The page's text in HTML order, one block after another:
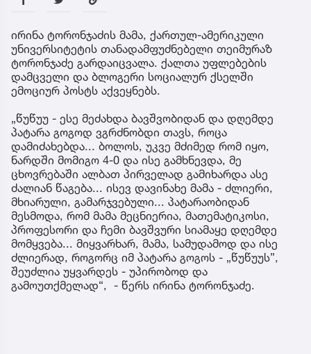
ირინა ტორონჯაძის მამა, ქართულ-ამერიკული
უნივერსიტეტის თანადამფუძნებელი თეიმურაზ
ტორონჯაძე გარდაიცვალა. ქალთა უფლებების
დამცველი და ბლოგერი სოციალურ ქსელში
ემოციურ პოსტს აქვეყნებს.
„წუწუუ - ესე მეძახდა ბავშვობიდან და დღემდე
პატარა გოგოდ ვგრძნობდი თავს, როცა
დამიძახებდა... ბოლოს, უკვე მძიმედ რომ იყო,
ნარდში მომიგო 4-0 და ისე გამხნევდა, მე
ცხოვრებაში ალბათ პირველად გამიხარდა ასე
ძალიან წაგება... ისევ დავინახე მამა - ძლიერი,
მხიარული, გამარჯვებული... პატარაობიდან
მესმოდა, რომ მამა მეცნიერია, მათემატიკოსი,
პროფესორი და ჩემი ბავშვური სიამაყე დღემდე
მომყვება... მიყვარხარ, მამა, სამუდამოდ და ისე
ძლიერად, როგორც იმ პატარა გოგოს - „წუწუუს”,
შეუძლია უყვარდეს - უპირობოდ და
გამოუთქმელად“, - წერს ირინა ტორონჯაძე.